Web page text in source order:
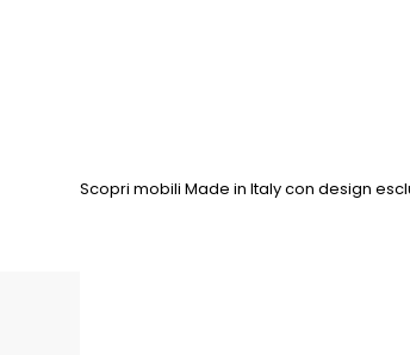
Scopri mobili Made in Italy con design